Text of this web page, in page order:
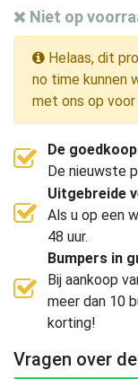
Niet op
Helaas, dit
no time kunnen
met ons op
De
De nieuwste
Uitgebreide
Als u op een
48 uur.
Bumpers in
Bij aankoop
meer dan 10
korting!
Vragen over